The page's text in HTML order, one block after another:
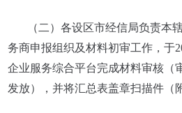
（二）各设区市经信局负责本
务商申报组织及材料初审工作，于
企业服务综合平台完成材料审核（
发放），并将汇总表盖章扫描件（